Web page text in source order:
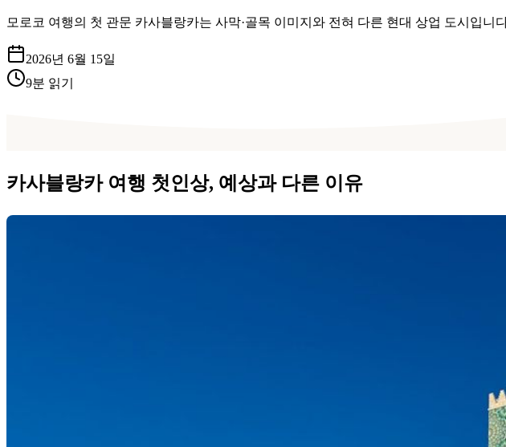
모로코 여행의 첫 관문 카사블랑카는 사막·골목 이미지와 전혀 다른 현대 상업 도시입
2026년 6월 15일
9분 읽기
카사블랑카 여행 첫인상, 예상과 다른 이유